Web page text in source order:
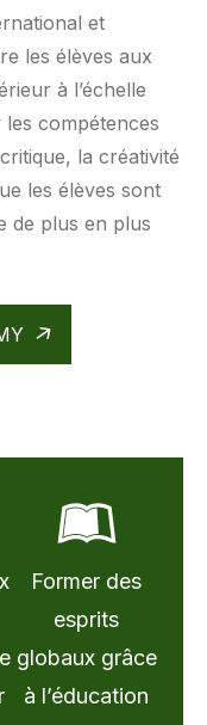
et
les élèves aux
à l’échelle
les compétences
la créativité
les élèves sont
de plus en plus
Former des
esprits
globaux grâce
à l’éducation